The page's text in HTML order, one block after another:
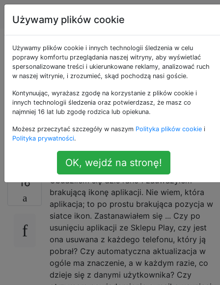
Android Tagi
Czy po usunięciu
aplikacji ze sklepu
Play aplikacja jest
usuwana z telefonu,
który ją pobrał?
16
Obudziłem się dziś rano i zauważyłem
brakującą ikonę aplikacji. Nie wiem, która
aplikacja; to po prostu brakująca pozycja w
siatce ikon. Zastanawiałem się ... Czy po
usunięciu aplikacji ze Sklepu Play, czy jest
ona usuwana z każdego telefonu, który ją
pobrał? Czy automatyczna aktualizacja w
ogóle ma znaczenie, a w każdym razie, co
dzieje się z danymi użytkownika? Czy
Używamy plików cookie
Używamy plików cookie i innych technologii śledzenia w celu
poprawy komfortu przeglądania naszej witryny, aby wyświetlać
spersonalizowane treści i ukierunkowane reklamy, analizować ruch
w naszej witrynie, i zrozumieć, skąd pochodzą nasi goście.
Kontynuując, wyrażasz zgodę na korzystanie z plików cookie i
innych technologii śledzenia oraz potwierdzasz, że masz co
najmniej 16 lat lub zgodę rodzica lub opiekuna.
Możesz przeczytać szczegóły w naszym Polityka plików cookie i
Polityka prywatności.
OK, wejdź na stronę!